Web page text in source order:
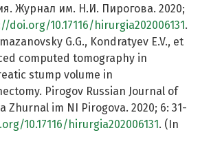
Журнал им. Н.И. Пирогова. 2020;
doi.org/10.17116/hirurgia202006131 .
G.G., Kondratyev E.V., et
computed tomography in
stump volume in
Pirogov Russian Journal of
Zhurnal im NI Pirogova. 2020; 6: 31-
10.17116/hirurgia202006131 . (In